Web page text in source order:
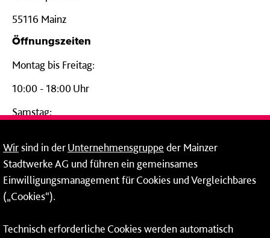
55116 Mainz
Öffnungszeiten
Montag bis Freitag:
10:00 - 18:00 Uhr
Samstag:
24-Stunden-Telefon*
06131 – 12 77 77
Fax: 06131 – 12 66 66
Wirsind in derUnternehmensgruppe der Mainzer
Stadtwerke AG und führen ein gemeinsames
Einwilligungsmanagement für Cookies und Vergleichbares
(„Cookies“).
Technisch erforderliche Cookies werden automatisch